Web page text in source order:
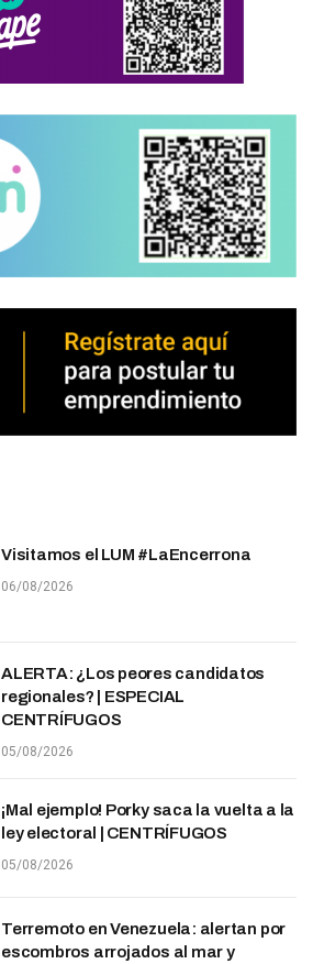
Visitamos el LUM #LaEncerrona
06/08/2026
ALERTA: ¿Los peores candidatos
regionales? | ESPECIAL
CENTRÍFUGOS
05/08/2026
¡Mal ejemplo! Porky saca la vuelta a la
ley electoral | CENTRÍFUGOS
05/08/2026
Terremoto en Venezuela: alertan por
escombros arrojados al mar y